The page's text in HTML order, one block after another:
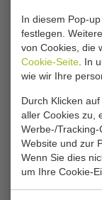
In diesem Pop-
festlegen.
von Cookies, die
Cookie-Seite . In
wie wir Ihre
Durch Klicken
aller Cookies zu,
Werbe-/
Website und zur
Wenn Sie dies
um Ihre Cookie-
Typ
Eimer
Marke